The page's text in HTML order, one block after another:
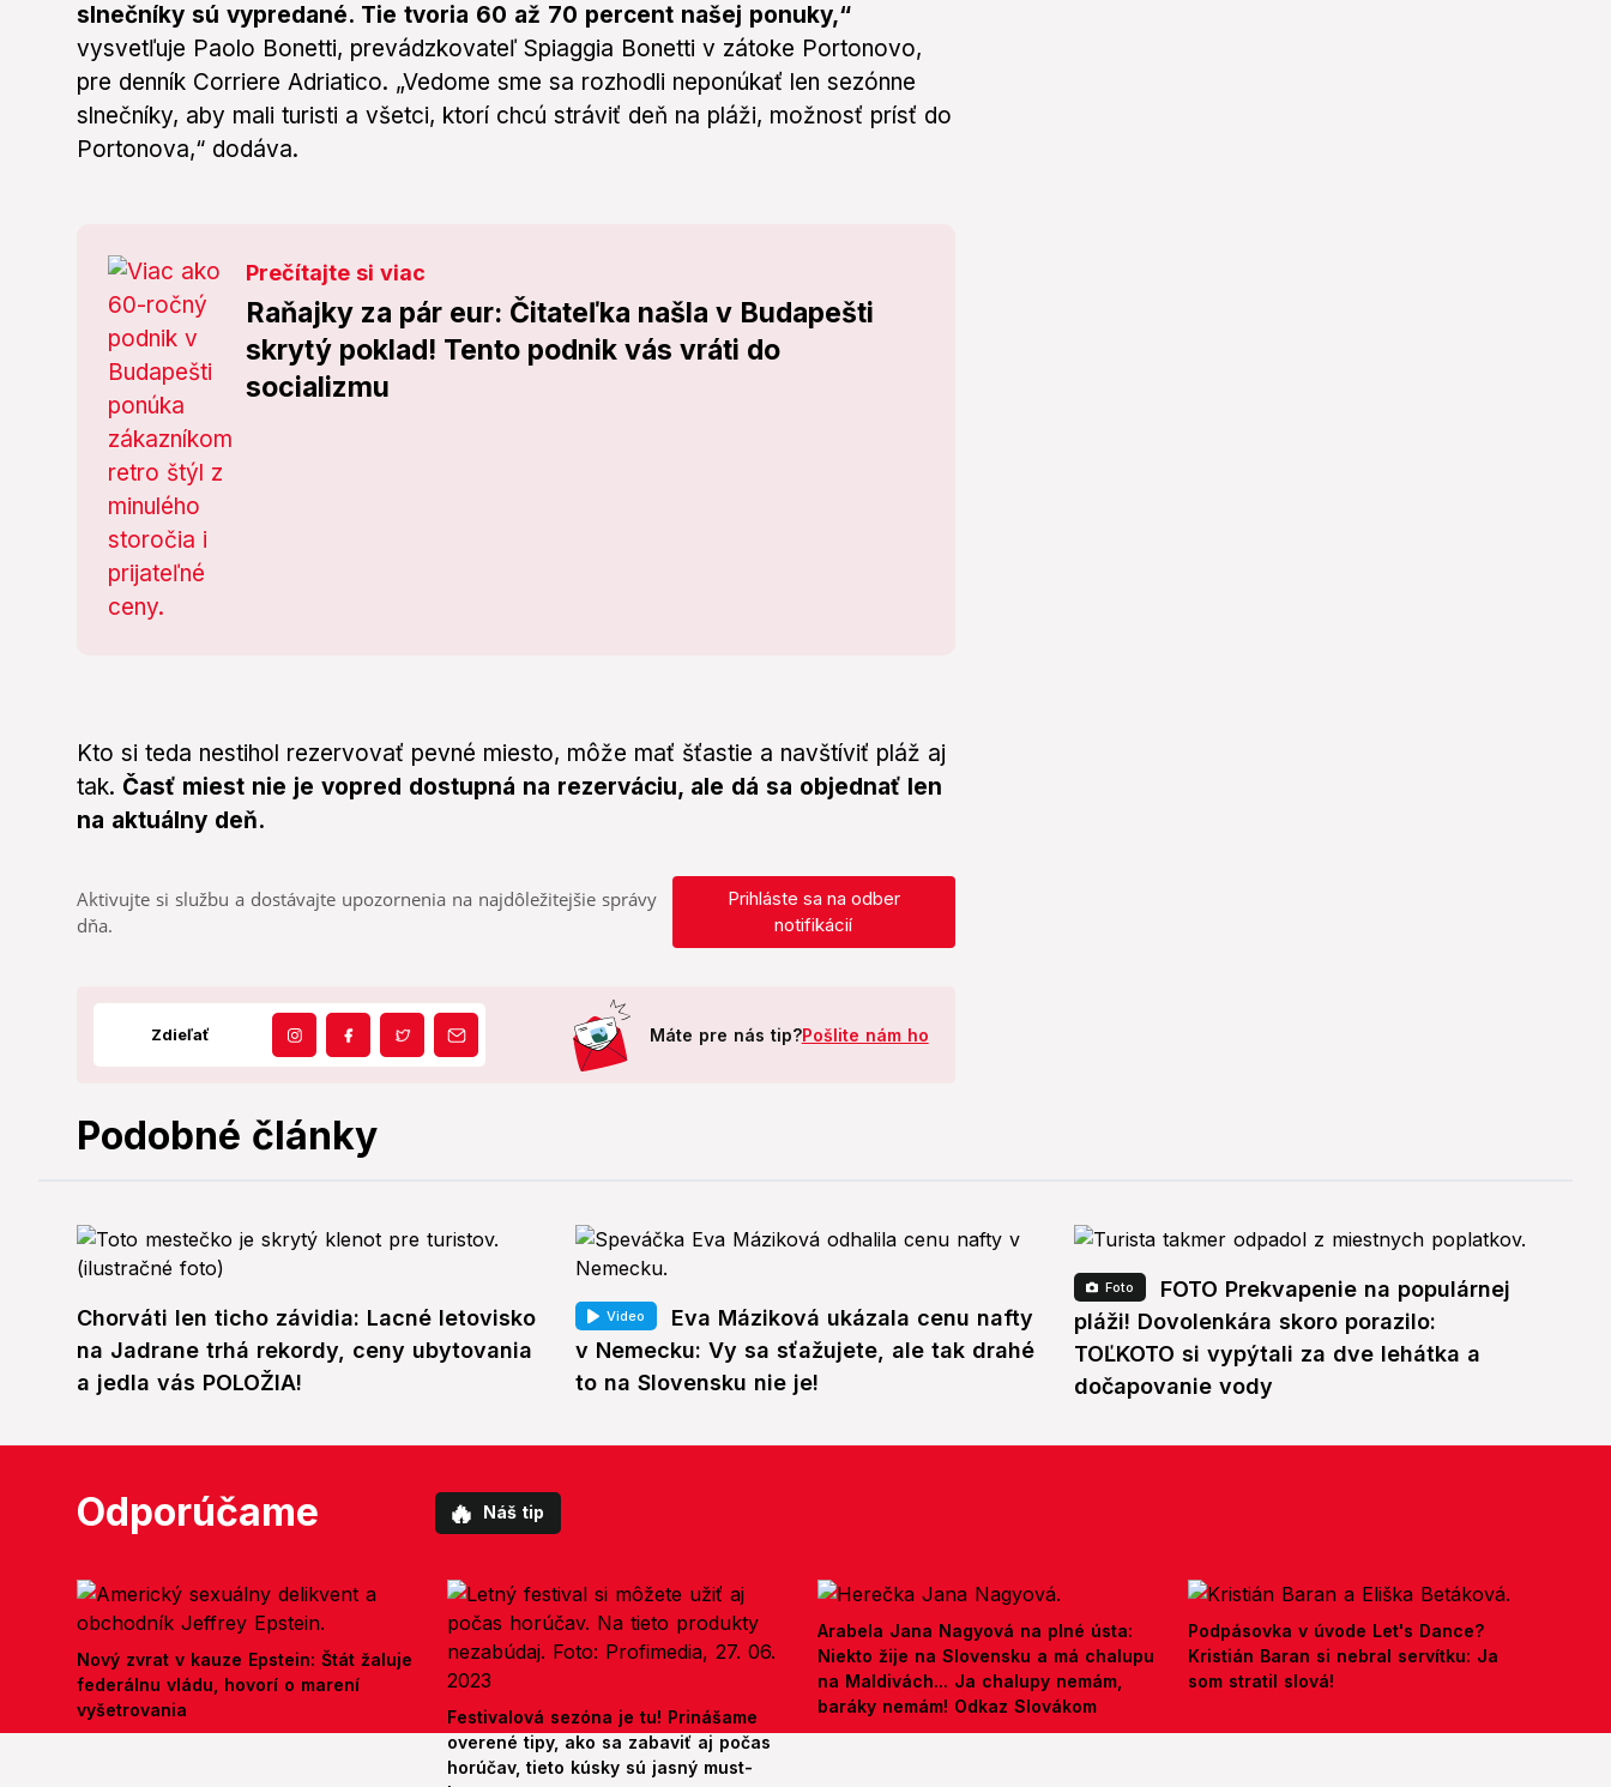
slnečníky sú vypredané. Tie tvoria 60 až 70 percent našej ponuky,“
vysvetľuje Paolo Bonetti, prevádzkovateľ Spiaggia Bonetti v zátoke Portonovo,
pre denník Corriere Adriatico. „Vedome sme sa rozhodli neponúkať len sezónne
slnečníky, aby mali turisti a všetci, ktorí chcú stráviť deň na pláži, možnosť prísť do
Portonova,“ dodáva.
Prečítajte si viac
Raňajky za pár eur: Čitateľka našla v Budapešti
skrytý poklad! Tento podnik vás vráti do
socializmu
Kto si teda nestihol rezervovať pevné miesto, môže mať šťastie a navštíviť pláž aj
tak. Časť miest nie je vopred dostupná na rezerváciu, ale dá sa objednať len
na aktuálny deň.
Aktivujte si službu a dostávajte upozornenia na najdôležitejšie správy
dňa.
Prihláste sa na odber
notifikácií
Zdieľať Máte pre nás tip?Pošlite nám ho
Podobné články
Chorváti len ticho závidia: Lacné letovisko
na Jadrane trhá rekordy, ceny ubytovania
a jedla vás POLOŽIA!
Video
Eva Máziková ukázala cenu nafty
v Nemecku: Vy sa sťažujete, ale tak drahé
to na Slovensku nie je!
Foto
FOTO Prekvapenie na populárnej
pláži! Dovolenkára skoro porazilo:
TOĽKOTO si vypýtali za dve lehátka a
dočapovanie vody
Odporúčame 🔥 Náš tip
Nový zvrat v kauze Epstein: Štát žaluje
federálnu vládu, hovorí o marení
vyšetrovania
Festivalová sezóna je tu! Prinášame
overené tipy, ako sa zabaviť aj počas
horúčav, tieto kúsky sú jasný must-
Arabela Jana Nagyová na plné ústa:
Niekto žije na Slovensku a má chalupu
na Maldivách... Ja chalupy nemám,
baráky nemám! Odkaz Slovákom
Podpásovka v úvode Let's Dance?
Kristián Baran si nebral servítku: Ja
som stratil slová!